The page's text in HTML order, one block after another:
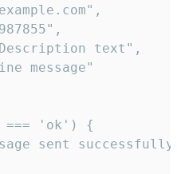
text",
message"
=== 'ok') {
sent